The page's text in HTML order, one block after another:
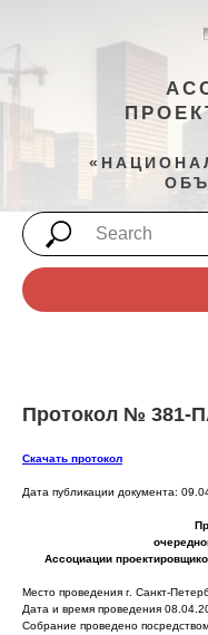
Протокол № 381-
Скачать протокол
Дата публикации документа:
Ассоциации
Место проведения г. Санкт-
Дата и время проведения
Собрание проведено